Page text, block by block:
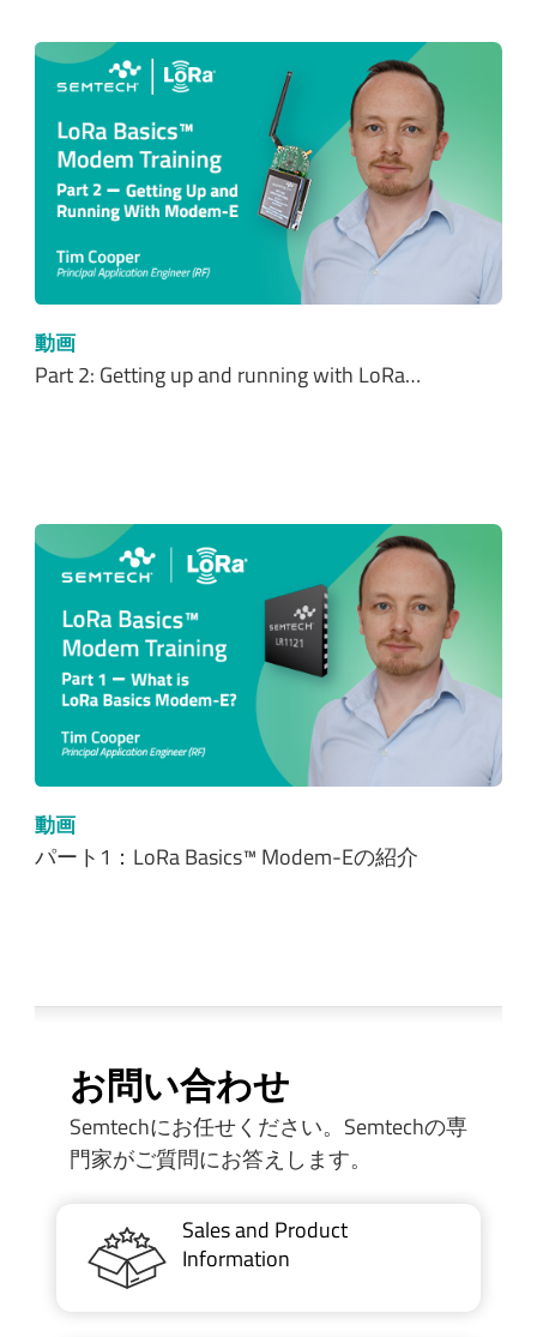
動画
Part 2: Getting up and running with LoRa…
動画
パート1：LoRa Basics™ Modem-Eの紹介
お問い合わせ
Semtechにお任せください。Semtechの専
門家がご質問にお答えします。
Sales and Product
Information